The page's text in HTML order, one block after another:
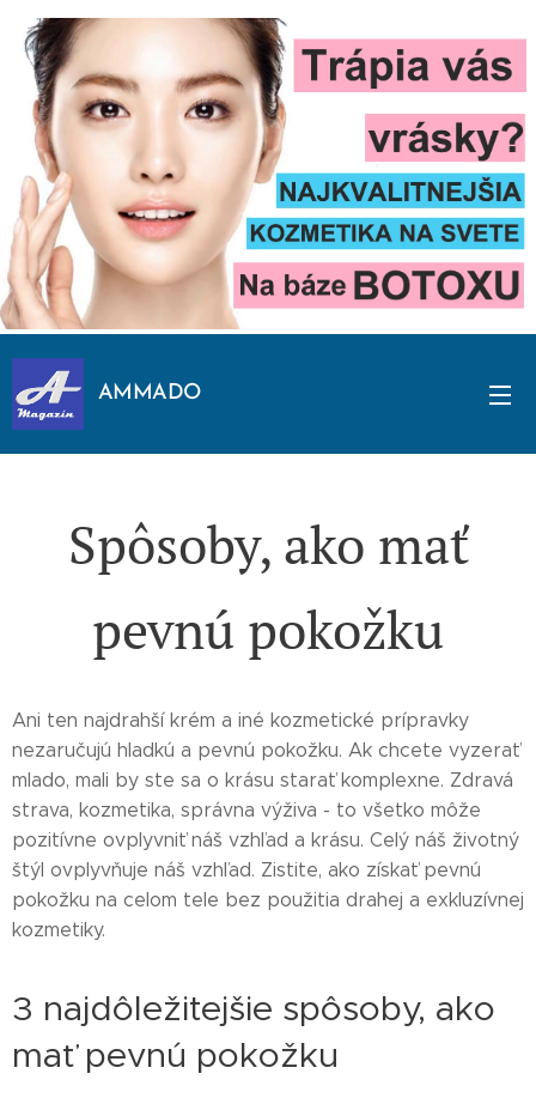
AMMADO
Spôsoby, ako mať
pevnú pokožku
Ani ten najdrahší krém a iné kozmetické prípravky
nezaručujú hladkú a pevnú pokožku. Ak chcete vyzerať
mlado, mali by ste sa o krásu starať komplexne. Zdravá
strava, kozmetika, správna výživa - to všetko môže
pozitívne ovplyvniť náš vzhľad a krásu. Celý náš životný
štýl ovplyvňuje náš vzhľad. Zistite, ako získať pevnú
pokožku na celom tele bez použitia drahej a exkluzívnej
kozmetiky.
3 najdôležitejšie spôsoby, ako
mať pevnú pokožku